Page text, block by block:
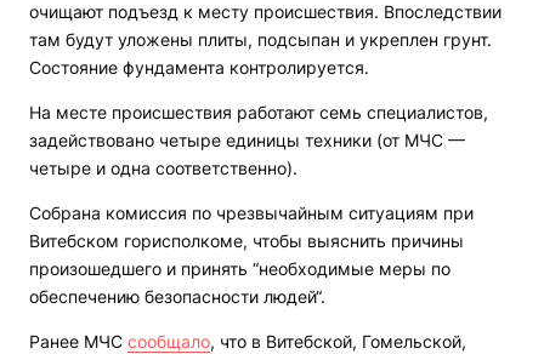
очищают подъезд к месту происшествия. Впоследствии
там будут уложены плиты, подсыпан и укреплен грунт.
Состояние фундамента контролируется.
На месте происшествия работают семь специалистов,
задействовано четыре единицы техники (от МЧС —
четыре и одна соответственно).
Собрана комиссия по чрезвычайным ситуациям при
Витебском горисполкоме, чтобы выяснить причины
произошедшего и принять “необходимые меры по
обеспечению безопасности людей“.
Ранее МЧС сообщало, что в Витебской, Гомельской,